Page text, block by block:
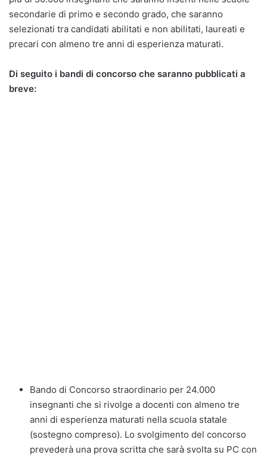
secondarie di primo e secondo grado, che saranno
selezionati tra candidati abilitati e non abilitati, laureati e
precari con almeno tre anni di esperienza maturati.
Di seguito i bandi di concorso che saranno pubblicati a
breve:
Bando di Concorso straordinario per 24.000
insegnanti che si rivolge a docenti con almeno tre
anni di esperienza maturati nella scuola statale
(sostegno compreso). Lo svolgimento del concorso
prevederà una prova scritta che sarà svolta su PC con